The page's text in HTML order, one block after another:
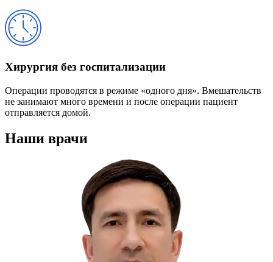
Хирургия без госпитализации
Операции проводятся в режиме «одного дня». Вмешательств
не занимают много времени и после операции пациент
отправляется домой.
Наши врачи